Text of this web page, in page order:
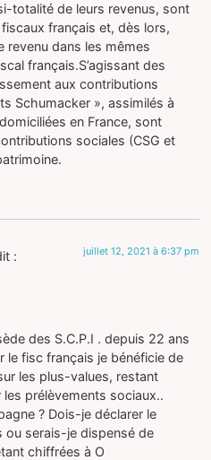
totalité de leurs revenus, sont
français et, dès lors,
revenu dans les mêmes
français.S’agissant des
aux contributions
Schumacker », assimilés à
en France, sont
sociales (CSG et
: juillet 12, 2021 à 6:37 pm
des S.C.P.I . depuis 22 ans
le fisc français je bénéficie de
les plus-values, restant
prélèvements sociaux..
? Dois-je déclarer le
serais-je dispensé de
chiffrées à O